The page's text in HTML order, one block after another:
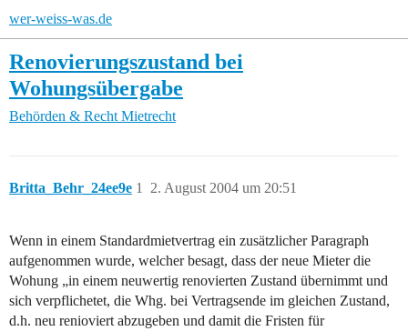
wer-weiss-was.de
Renovierungszustand bei
Wohungsübergabe
Behörden & Recht Mietrecht
Britta_Behr_24ee9e 2. August 2004 um 20:51
1
Wenn in einem Standardmietvertrag ein zusätzlicher Paragraph
aufgenommen wurde, welcher besagt, dass der neue Mieter die
Wohung „in einem neuwertig renovierten Zustand übernimmt und
sich verpflichetet, die Whg. bei Vertragsende im gleichen Zustand,
d.h. neu renioviert abzugeben und damit die Fristen für